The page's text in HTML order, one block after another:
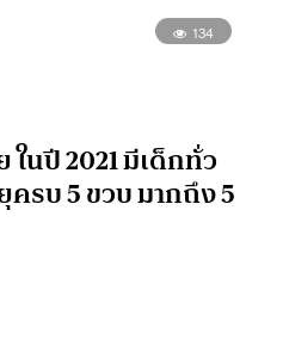
134
ในปี 2021 มีเด็กทั่ว
รบ 5 ขวบ มากถึง 5